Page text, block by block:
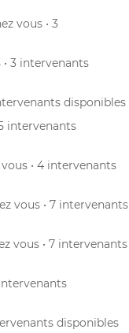
vous • 3
• 3 intervenants
disponibles
intervenants
vous • 4 intervenants
vous • 7 intervenants
vous • 7 intervenants
disponibles